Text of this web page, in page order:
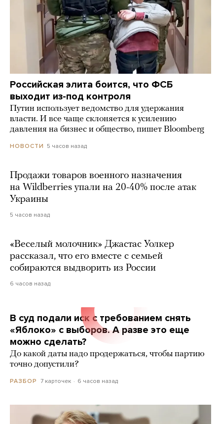
Российская элита боится, что ФСБ
выходит из-под контроля
Путин использует ведомство для удержания
власти. И все чаще склоняется к усилению
давления на бизнес и общество, пишет Bloomberg
НОВОСТИ 5 часов назад
Продажи товаров военного назначения
на Wildberries упали на 20-40% после атак
Украины
5 часов назад
«Веселый молочник» Джастас Уолкер
рассказал, что его вместе с семьей
собираются выдворить из России
6 часов назад
В суд подали иск с требованием снять
«Яблоко» с выборов. А разве это еще
можно сделать?
До какой даты надо продержаться, чтобы партию
точно допустили?
РАЗБОР 7 карточек 6 часов назад